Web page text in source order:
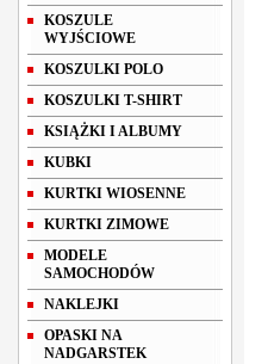
KOSZULE
WYJŚCIOWE
KOSZULKI POLO
KOSZULKI T-SHIRT
KSIĄŻKI I ALBUMY
KUBKI
KURTKI WIOSENNE
KURTKI ZIMOWE
MODELE
SAMOCHODÓW
NAKLEJKI
OPASKI NA
NADGARSTEK